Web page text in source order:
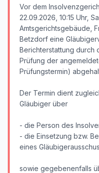
Vor dem
22.09.2026, 10:15 Uhr,
Amtsgerichtsgebäude,
Betzdorf eine
Berichterstattung durch
Prüfung der
Prüfungstermin)
Der Termin dient
Gläubiger über
- die Person des
- die Einsetzung bzw.
eines
sowie gegebenenfalls